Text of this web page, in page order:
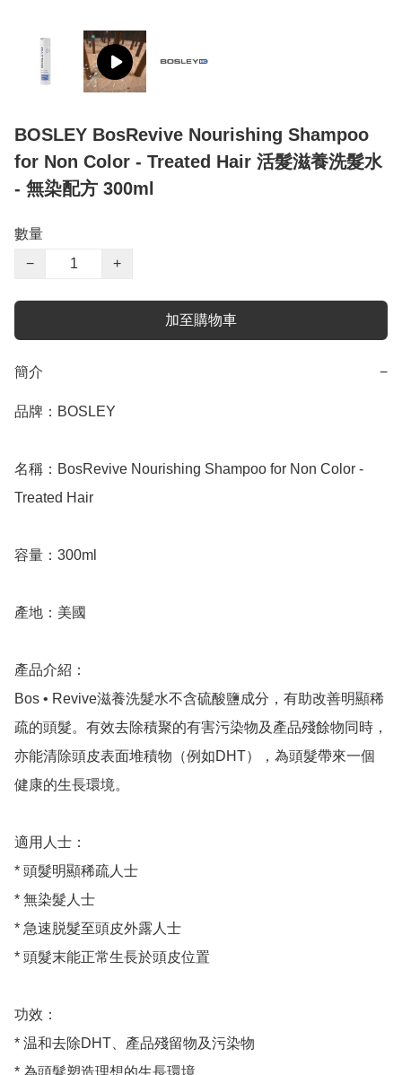
BOSLEY BosRevive Nourishing Shampoo
for Non Color - Treated Hair 活髮滋養洗髮水
- 無染配方 300ml
數量
−
+
加至購物車
簡介 −
品牌：BOSLEY
名稱：BosRevive Nourishing Shampoo for Non Color -
Treated Hair
容量：300ml
產地：美國
產品介紹：
Bos • Revive滋養洗髮水不含硫酸鹽成分，有助改善明顯稀
疏的頭髮。有效去除積聚的有害污染物及產品殘餘物同時，
亦能清除頭皮表面堆積物（例如DHT），為頭髮帶來一個
健康的生長環境。
適用人士：
* 頭髮明顯稀疏人士
* 無染髮人士
* 急速脱髮至頭皮外露人士
* 頭髮末能正常生長於頭皮位置
功效：
* 温和去除DHT、產品殘留物及污染物